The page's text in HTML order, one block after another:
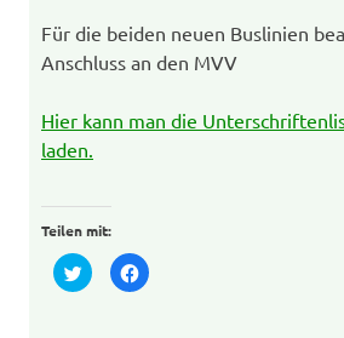
Für die beiden neuen Buslinien
Anschluss an den MVV
Hier kann man die
laden.
Teilen mit:
Klick,
um
Klick,
um